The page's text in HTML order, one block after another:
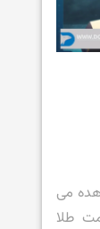
می
طلا